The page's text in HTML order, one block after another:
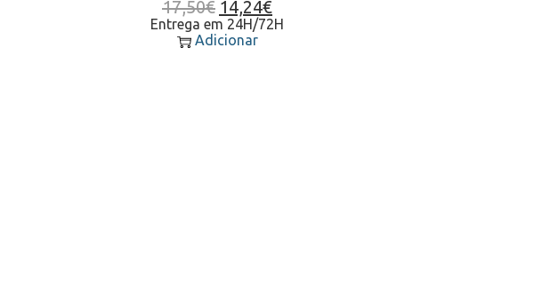
17,50€ 14,24€
Entrega em 24H/72H
Adicionar